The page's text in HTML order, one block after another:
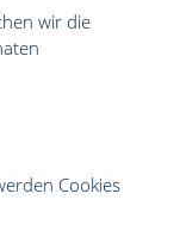
wir die
Cookies